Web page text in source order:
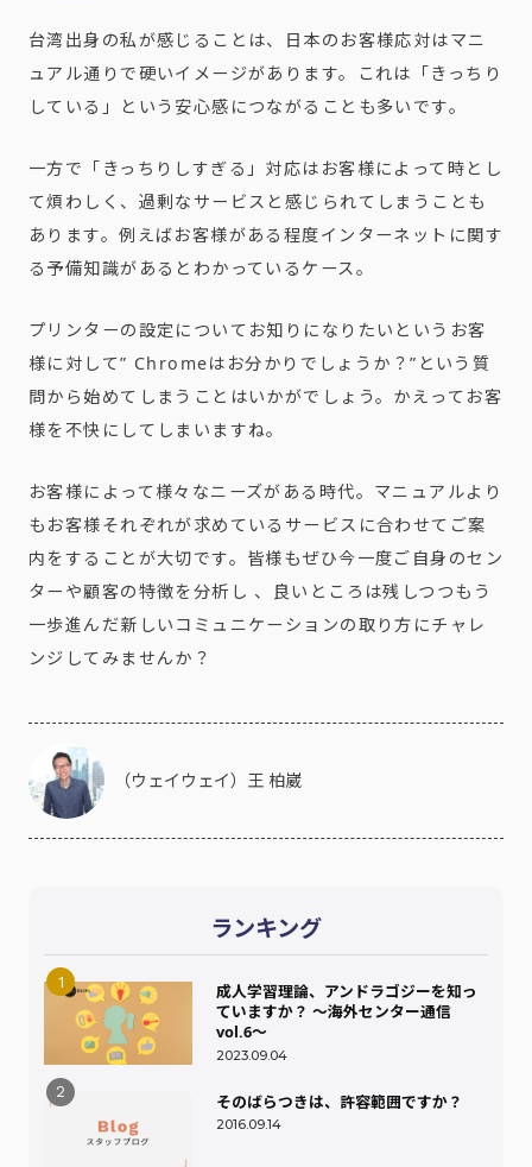
台湾出身の私が感じることは、日本のお客様応対はマニ
ュアル通りで硬いイメージがあります。これは「きっちり
している」という安心感につながることも多いです。
一方で「きっちりしすぎる」対応はお客様によって時とし
て煩わしく、過剰なサービスと感じられてしまうことも
あります。例えばお客様がある程度インターネットに関す
る予備知識があるとわかっているケース。
プリンターの設定についてお知りになりたいというお客
様に対して” Chromeはお分かりでしょうか？”という質
問から始めてしまうことはいかがでしょう。かえってお客
様を不快にしてしまいますね。
お客様によって様々なニーズがある時代。マニュアルより
もお客様それぞれが求めているサービスに合わせてご案
内をすることが大切です。皆様もぜひ今一度ご自身のセン
ターや顧客の特徴を分析し 、良いところは残しつつもう
一歩進んだ新しいコミュニケーションの取り方にチャレ
ンジしてみませんか？
（ウェイウェイ）王 柏崴
ランキング
2023.09.04
成人学習理論、アンドラゴジーを知っ
ていますか？ ～海外センター通信
vol.6～
2016.09.14
そのばらつきは、許容範囲ですか？